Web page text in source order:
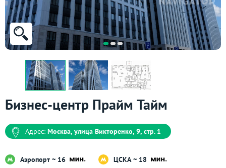
Бизнес-центр Прайм Тайм
Адрес: Москва, улица Викторенко, 9, стр. 1
Аэропорт ~ 16 ЦСКА ~ 18